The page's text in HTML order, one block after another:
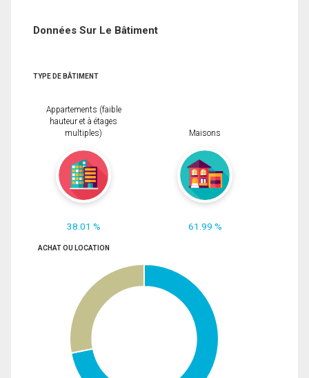
Données Sur Le Bâtiment
TYPE DE BÂTIMENT
Appartements (faible
hauteur et à étages
multiples)
38.01 %
Maisons
61.99 %
ACHAT OU LOCATION